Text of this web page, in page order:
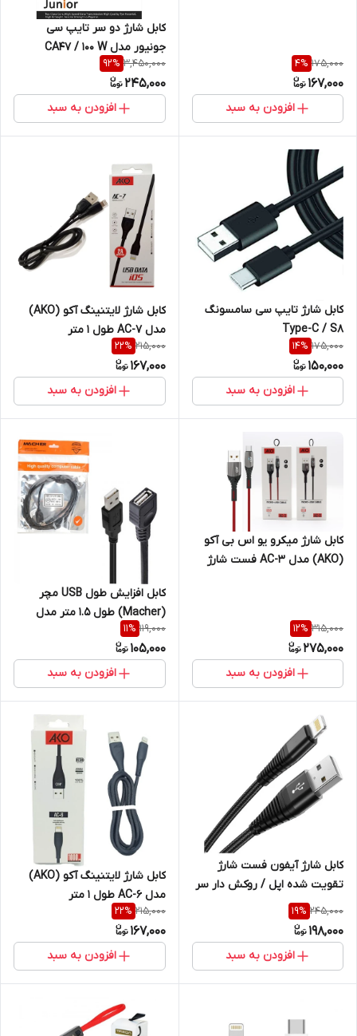
175,000
4%
167,000
افزودن به سبد
کابل شارژ دو سر تایپ سی
جونیور مدل CA47 / 100 W
3,450,000
92%
245,000
افزودن به سبد
کابل شارژ تایپ سی سامسونگ
Type-C / S8
175,000
14%
150,000
افزودن به سبد
کابل شارژ لایتنینگ آکو (AKO)
مدل AC-7 طول 1 متر
215,000
22%
167,000
افزودن به سبد
کابل شارژ میکرو یو اس بی آکو
(AKO) مدل AC-3 فست شارژ
315,000
12%
275,000
افزودن به سبد
کابل افزایش طول USB مچر
(Macher) طول 1.5 متر مدل
MR-84
119,000
11%
105,000
افزودن به سبد
کابل شارژ آیفون فست شارژ
تقویت شده اپل / روکش دار سر
فلزی
245,000
19%
198,000
افزودن به سبد
کابل شارژ لایتنینگ آکو (AKO)
مدل AC-6 طول 1 متر
215,000
22%
167,000
افزودن به سبد